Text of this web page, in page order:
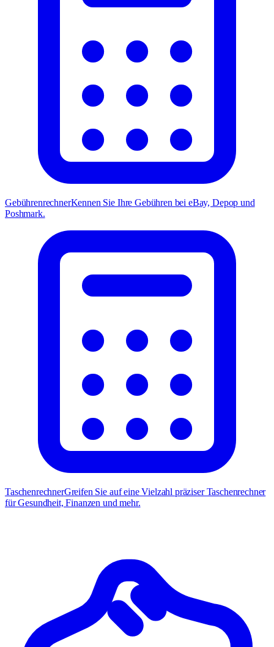
GebührenrechnerKennen Sie Ihre Gebühren bei eBay, Depop und
Poshmark.
TaschenrechnerGreifen Sie auf eine Vielzahl präziser Taschenrechner
für Gesundheit, Finanzen und mehr.